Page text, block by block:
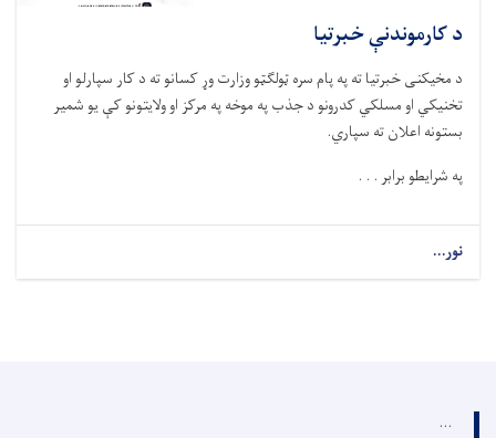
د کارموندنې خبرتیا
د مخیکنی خبرتیا ته په پام سره ټولګټو وزارت وړ کسانو ته د کار سپارلو او
تخنیکي او مسلکي کدرونو د جذب په موخه په مرکز او ولایتونو کې یو شمیر
بستونه اعلان ته سپاري.
په شرایطو برابر . . .
نور...
...